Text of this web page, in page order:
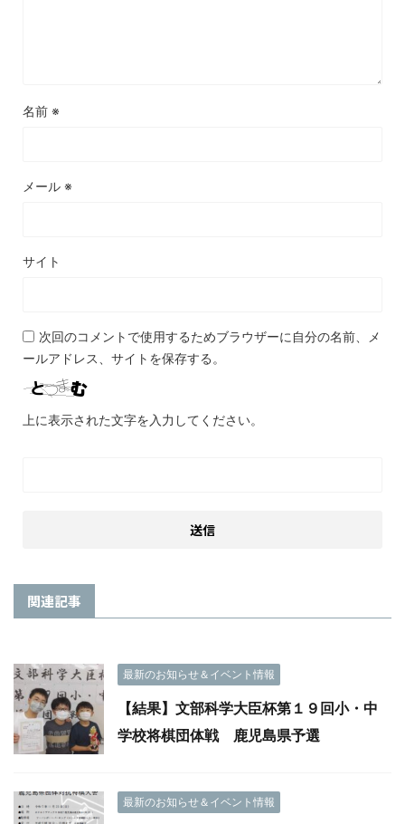
名前 ※
メール ※
サイト
次回のコメントで使用するためブラウザーに自分の名前、メ
ールアドレス、サイトを保存する。
上に表示された文字を入力してください。
関連記事
最新のお知らせ＆イベント情報
【結果】文部科学大臣杯第１９回小・中
学校将棋団体戦 鹿児島県予選
最新のお知らせ＆イベント情報